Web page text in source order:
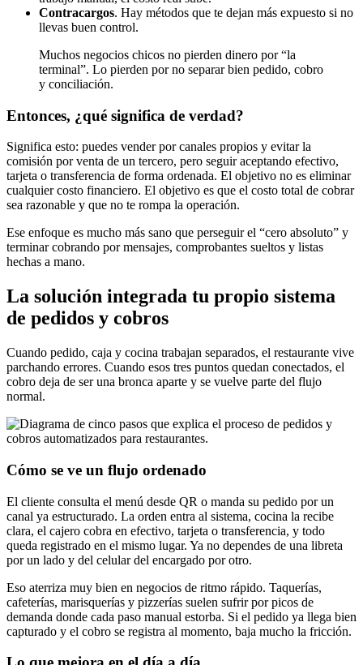
Contracargos. Hay métodos que te dejan más expuesto si no
llevas buen control.
Muchos negocios chicos no pierden dinero por “la
terminal”. Lo pierden por no separar bien pedido, cobro
y conciliación.
Entonces, ¿qué significa de verdad?
Significa esto: puedes vender por canales propios y evitar la
comisión por venta de un tercero, pero seguir aceptando efectivo,
tarjeta o transferencia de forma ordenada. El objetivo no es eliminar
cualquier costo financiero. El objetivo es que el costo total de cobrar
sea razonable y que no te rompa la operación.
Ese enfoque es mucho más sano que perseguir el “cero absoluto” y
terminar cobrando por mensajes, comprobantes sueltos y listas
hechas a mano.
La solución integrada tu propio sistema
de pedidos y cobros
Cuando pedido, caja y cocina trabajan separados, el restaurante vive
parchando errores. Cuando esos tres puntos quedan conectados, el
cobro deja de ser una bronca aparte y se vuelve parte del flujo
normal.
Cómo se ve un flujo ordenado
El cliente consulta el menú desde QR o manda su pedido por un
canal ya estructurado. La orden entra al sistema, cocina la recibe
clara, el cajero cobra en efectivo, tarjeta o transferencia, y todo
queda registrado en el mismo lugar. Ya no dependes de una libreta
por un lado y del celular del encargado por otro.
Eso aterriza muy bien en negocios de ritmo rápido. Taquerías,
cafeterías, marisquerías y pizzerías suelen sufrir por picos de
demanda donde cada paso manual estorba. Si el pedido ya llega bien
capturado y el cobro se registra al momento, baja mucho la fricción.